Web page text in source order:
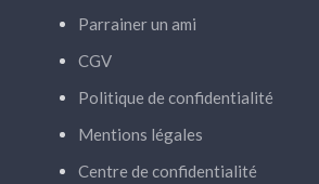
Parrainer un ami
CGV
Politique de confidentialité
Mentions légales
Centre de confidentialité